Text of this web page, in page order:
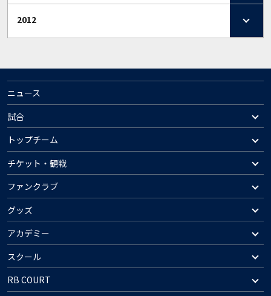
2012
ニュース
試合
トップチーム
チケット・観戦
ファンクラブ
グッズ
アカデミー
スクール
RB COURT